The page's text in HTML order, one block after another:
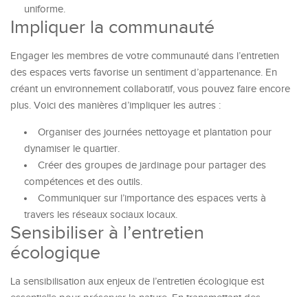
uniforme.
Impliquer la communauté
Engager les membres de votre communauté dans l’entretien
des espaces verts favorise un sentiment d’appartenance. En
créant un environnement collaboratif, vous pouvez faire encore
plus. Voici des manières d’impliquer les autres :
Organiser des journées nettoyage et plantation pour
dynamiser le quartier.
Créer des groupes de jardinage pour partager des
compétences et des outils.
Communiquer sur l’importance des espaces verts à
travers les réseaux sociaux locaux.
Sensibiliser à l’entretien
écologique
La sensibilisation aux enjeux de l’entretien écologique est